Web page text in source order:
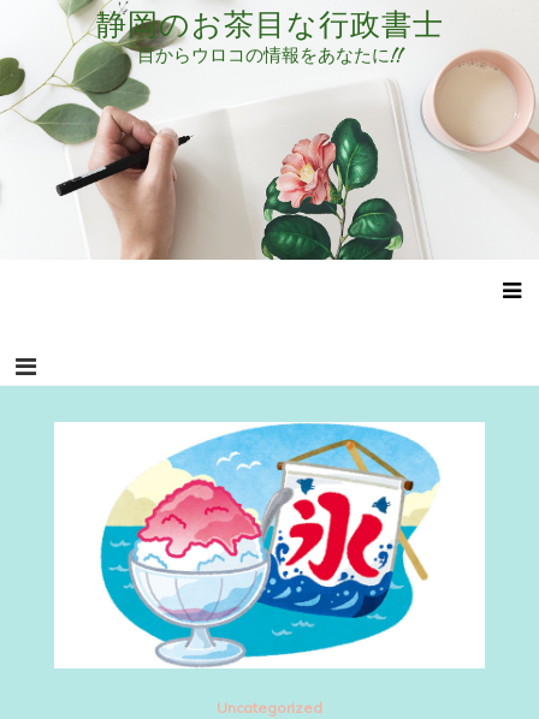
テ
ン
ツ
キ
静岡のお茶目な行政書士
目からウロコの情報をあなたに!!
Uncategorized